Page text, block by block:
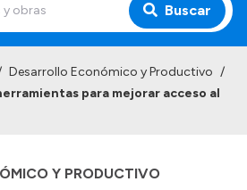
Buscar
Desarrollo Económico y Productivo /
para mejorar acceso al
Y PRODUCTIVO